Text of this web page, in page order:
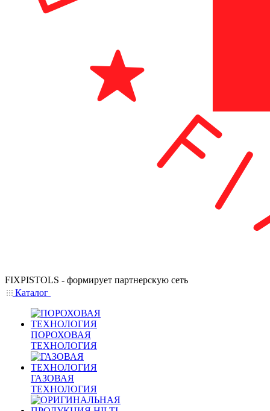
FIXPISTOLS - формирует партнерскую сеть
Каталог
ПОРОХОВАЯ
ТЕХНОЛОГИЯ
ГАЗОВАЯ
ТЕХНОЛОГИЯ